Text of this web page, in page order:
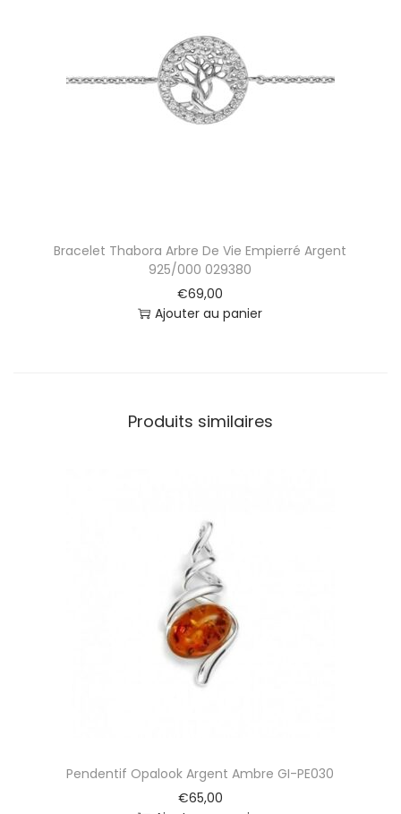
Bracelet Thabora Arbre De Vie Empierré Argent
925/000 029380
€69,00
Ajouter au panier
Produits similaires
Pendentif Opalook Argent Ambre GI-PE030
€65,00